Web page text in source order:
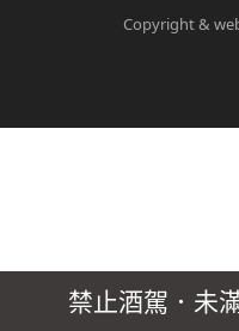
Copyright &
禁止酒駕．未